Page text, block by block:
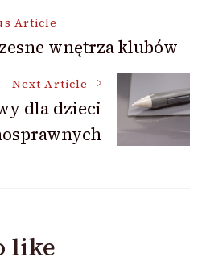
Article
wnętrza klubów
Next Article
dla dzieci
like